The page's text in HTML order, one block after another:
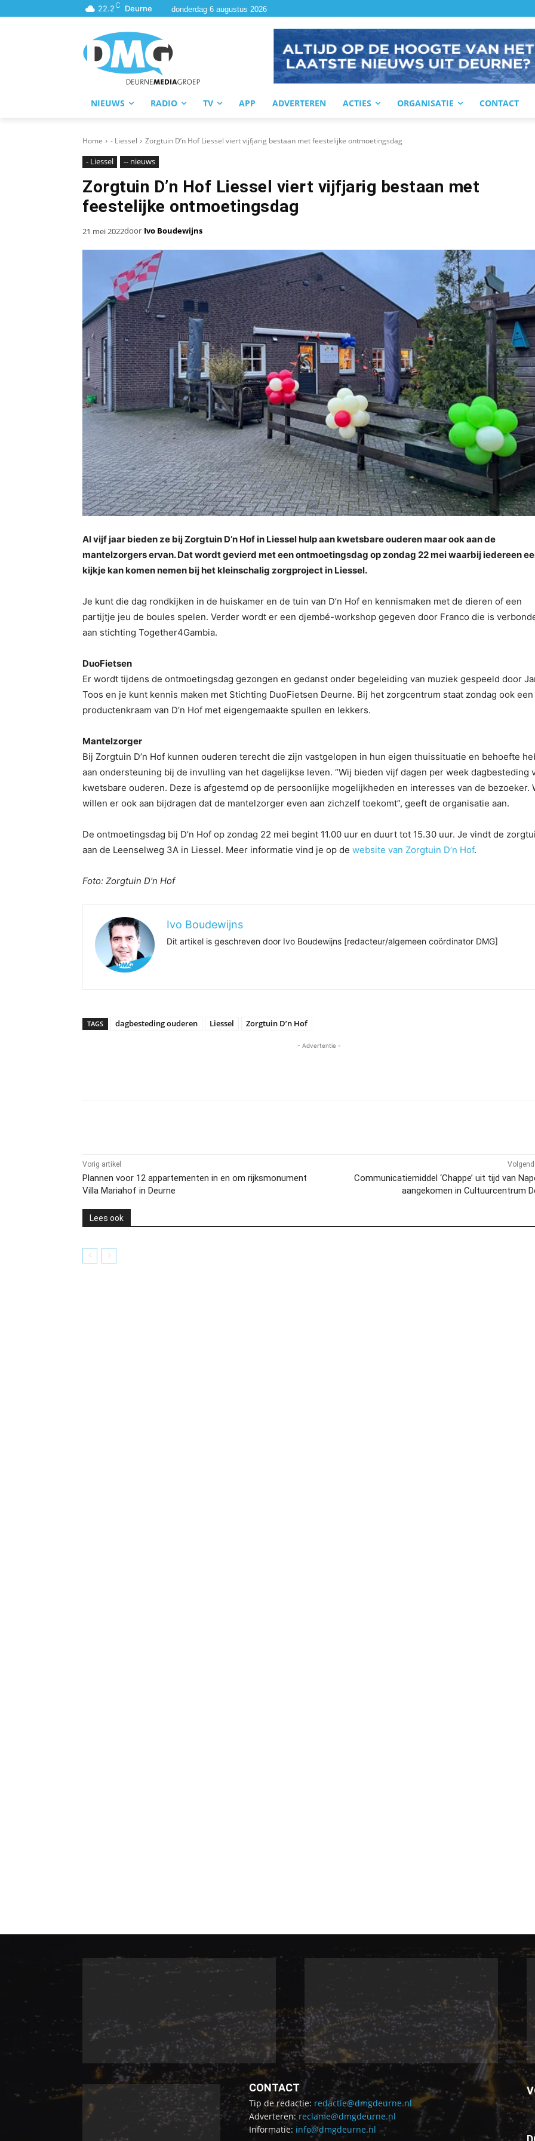
22.2C Deurne donderdag 6 augustus 2026
NIEUWS RADIO TV APP ADVERTEREN ACTIES ORGANISATIE CONTACT
Home - Liessel Zorgtuin D’n Hof Liessel viert vijfjarig bestaan met feestelijke ontmoetingsdag
- Liessel -- nieuws
Zorgtuin D’n Hof Liessel viert vijfjarig bestaan met
feestelijke ontmoetingsdag
21 mei 2022door Ivo Boudewijns
Al vijf jaar bieden ze bij Zorgtuin D’n Hof in Liessel hulp aan kwetsbare ouderen maar ook aan de
mantelzorgers ervan. Dat wordt gevierd met een ontmoetingsdag op zondag 22 mei waarbij iedereen
kijkje kan komen nemen bij het kleinschalig zorgproject in Liessel.
Je kunt die dag rondkijken in de huiskamer en de tuin van D’n Hof en kennismaken met de dieren of een
partijtje jeu de boules spelen. Verder wordt er een djembé-workshop gegeven door Franco die is
aan stichting Together4Gambia.
DuoFietsen
Er wordt tijdens de ontmoetingsdag gezongen en gedanst onder begeleiding van muziek gespeeld door
Toos en je kunt kennis maken met Stichting DuoFietsen Deurne. Bij het zorgcentrum staat zondag ook een
productenkraam van D’n Hof met eigengemaakte spullen en lekkers.
Mantelzorger
Bij Zorgtuin D’n Hof kunnen ouderen terecht die zijn vastgelopen in hun eigen thuissituatie en behoefte
aan ondersteuning bij de invulling van het dagelijkse leven. “Wij bieden vijf dagen per week dagbesteding
kwetsbare ouderen. Deze is afgestemd op de persoonlijke mogelijkheden en interesses van de bezoeker.
willen er ook aan bijdragen dat de mantelzorger even aan zichzelf toekomt”, geeft de organisatie aan.
De ontmoetingsdag bij D’n Hof op zondag 22 mei begint 11.00 uur en duurt tot 15.30 uur. Je vindt de
aan de Leenselweg 3A in Liessel. Meer informatie vind je op de website van Zorgtuin D’n Hof.
Foto: Zorgtuin D’n Hof
Ivo Boudewijns
Dit artikel is geschreven door Ivo Boudewijns [redacteur/algemeen coördinator DMG]
TAGS dagbesteding ouderen Liessel Zorgtuin D’n Hof
- Advertentie -
Vorig artikel
Plannen voor 12 appartementen in en om rijksmonument
Villa Mariahof in Deurne
Communicatiemiddel ‘Chappe’ uit tijd van
aangekomen in Cultuurcentrum
Lees ook
CONTACT
Tip de redactie: redactie@dmgdeurne.nl
Adverteren: reclame@dmgdeurne.nl
Informatie: info@dmgdeurne.nl